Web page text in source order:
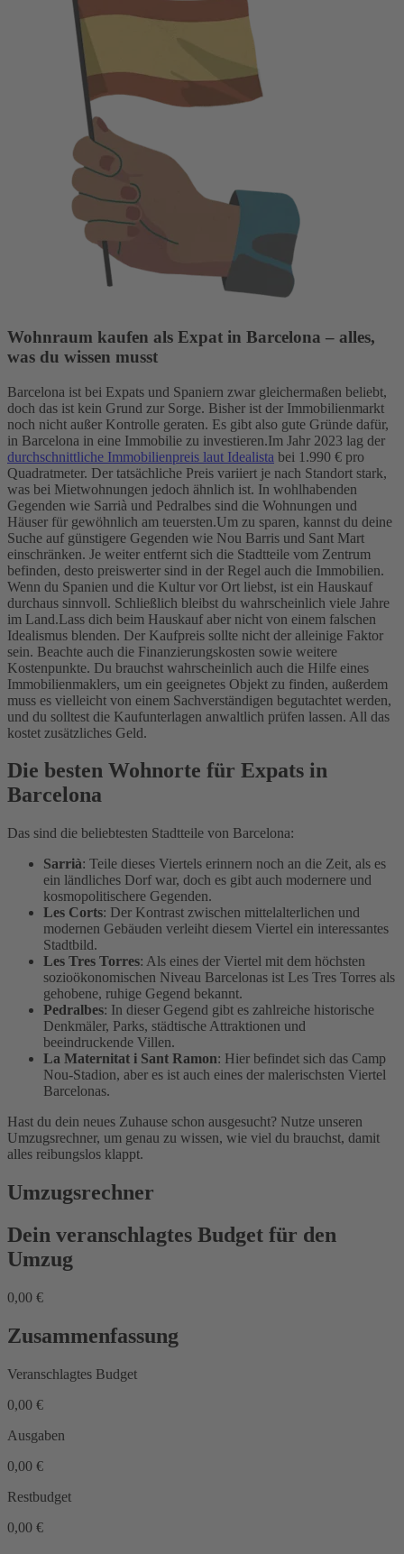
Wohnraum kaufen als Expat in Barcelona – alles,
was du wissen musst
Barcelona ist bei Expats und Spaniern zwar gleichermaßen beliebt,
doch das ist kein Grund zur Sorge. Bisher ist der Immobilienmarkt
noch nicht außer Kontrolle geraten. Es gibt also gute Gründe dafür,
in Barcelona in eine Immobilie zu investieren.Im Jahr 2023 lag der
durchschnittliche Immobilienpreis laut Idealista bei 1.990 € pro
Quadratmeter. Der tatsächliche Preis variiert je nach Standort stark,
was bei Mietwohnungen jedoch ähnlich ist. In wohlhabenden
Gegenden wie Sarrià und Pedralbes sind die Wohnungen und
Häuser für gewöhnlich am teuersten.Um zu sparen, kannst du deine
Suche auf günstigere Gegenden wie Nou Barris und Sant Mart
einschränken. Je weiter entfernt sich die Stadtteile vom Zentrum
befinden, desto preiswerter sind in der Regel auch die Immobilien.
Wenn du Spanien und die Kultur vor Ort liebst, ist ein Hauskauf
durchaus sinnvoll. Schließlich bleibst du wahrscheinlich viele Jahre
im Land.Lass dich beim Hauskauf aber nicht von einem falschen
Idealismus blenden. Der Kaufpreis sollte nicht der alleinige Faktor
sein. Beachte auch die Finanzierungskosten sowie weitere
Kostenpunkte. Du brauchst wahrscheinlich auch die Hilfe eines
Immobilienmaklers, um ein geeignetes Objekt zu finden, außerdem
muss es vielleicht von einem Sachverständigen begutachtet werden,
und du solltest die Kaufunterlagen anwaltlich prüfen lassen. All das
kostet zusätzliches Geld.
Die besten Wohnorte für Expats in
Barcelona
Das sind die beliebtesten Stadtteile von Barcelona:
Sarrià: Teile dieses Viertels erinnern noch an die Zeit, als es
ein ländliches Dorf war, doch es gibt auch modernere und
kosmopolitischere Gegenden.
Les Corts: Der Kontrast zwischen mittelalterlichen und
modernen Gebäuden verleiht diesem Viertel ein interessantes
Stadtbild.
Les Tres Torres: Als eines der Viertel mit dem höchsten
sozioökonomischen Niveau Barcelonas ist Les Tres Torres als
gehobene, ruhige Gegend bekannt.
Pedralbes: In dieser Gegend gibt es zahlreiche historische
Denkmäler, Parks, städtische Attraktionen und
beeindruckende Villen.
La Maternitat i Sant Ramon: Hier befindet sich das Camp
Nou-Stadion, aber es ist auch eines der malerischsten Viertel
Barcelonas.
Hast du dein neues Zuhause schon ausgesucht? Nutze unseren
Umzugsrechner, um genau zu wissen, wie viel du brauchst, damit
alles reibungslos klappt.
Umzugsrechner
Dein veranschlagtes Budget für den
Umzug
0,00 €
Zusammenfassung
Veranschlagtes Budget
0,00 €
Ausgaben
0,00 €
Restbudget
0,00 €